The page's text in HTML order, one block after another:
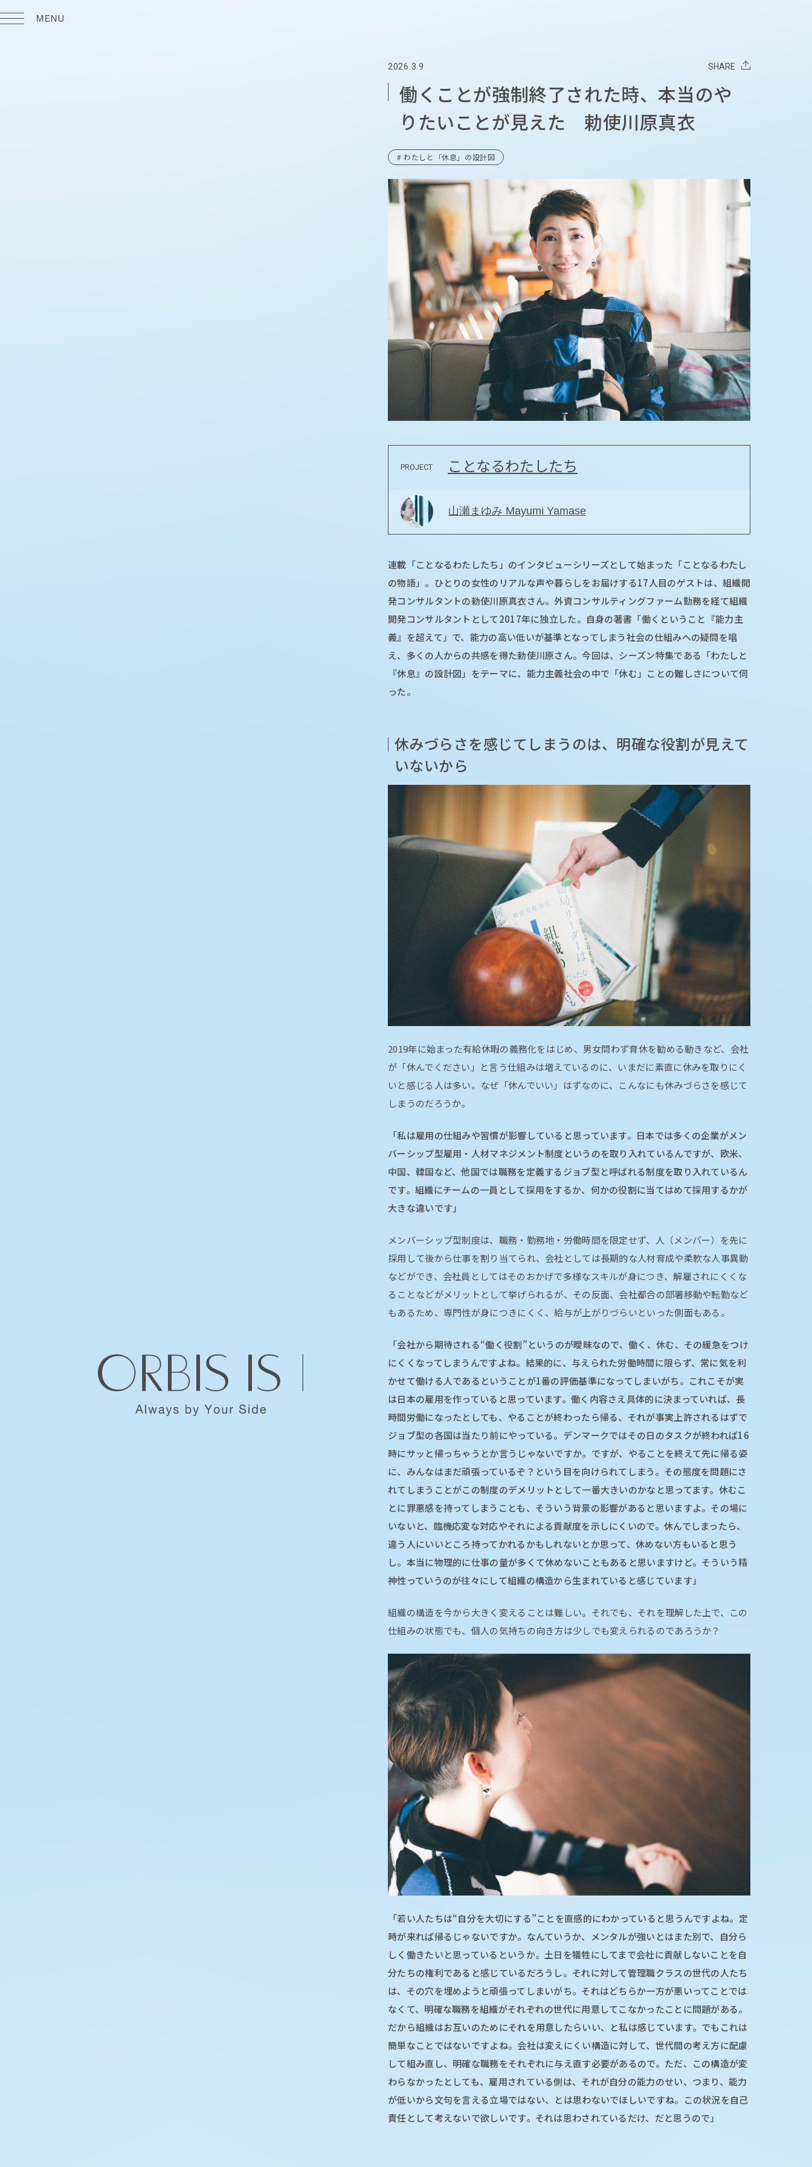
2026.3.9 SHARE
働くことが強制終了された時、本当のや
りたいことが見えた 勅使川原真衣
# わたしと「休息」の設計図
PROJECT ことなるわたしたち
山瀬まゆみ Mayumi Yamase
連載「ことなるわたしたち」のインタビューシリーズとして始まった「ことなるわたし
の物語」。ひとりの⼥性のリアルな声や暮らしをお届けする17⼈⽬のゲストは、組織開
発コンサルタントの勅使川原真衣さん。外資コンサルティングファーム勤務を経て組織
開発コンサルタントとして2017年に独立した。自身の著書「働くということ『能力主
義』を超えて」で、能力の高い低いが基準となってしまう社会の仕組みへの疑問を唱
え、多くの人からの共感を得た勅使川原さん。今回は、シーズン特集である「わたしと
『休息』の設計図」をテーマに、能力主義社会の中で「休む」ことの難しさについて伺
った。
休みづらさを感じてしまうのは、明確な役割が見えて
いないから
2019年に始まった有給休暇の義務化をはじめ、男女問わず育休を勧める動きなど、会社
が「休んでください」と言う仕組みは増えているのに、いまだに素直に休みを取りにく
いと感じる人は多い。なぜ「休んでいい」はずなのに、こんなにも休みづらさを感じて
しまうのだろうか。
「私は雇用の仕組みや習慣が影響していると思っています。日本では多くの企業がメン
バーシップ型雇用・人材マネジメント制度というのを取り入れているんですが、欧米、
中国、韓国など、他国では職務を定義するジョブ型と呼ばれる制度を取り入れているん
です。組織にチームの一員として採用をするか、何かの役割に当てはめて採用するかが
大きな違いです」
メンバーシップ型制度は、職務・勤務地・労働時間を限定せず、人（メンバー）を先に
採用して後から仕事を割り当てられ、会社としては長期的な人材育成や柔軟な人事異動
などができ、会社員としてはそのおかげで多様なスキルが身につき、解雇されにくくな
ることなどがメリットとして挙げられるが、その反面、会社都合の部署移動や転勤など
もあるため、専門性が身につきにくく、給与が上がりづらいといった側面もある。
「会社から期待される“働く役割”というのが曖昧なので、働く、休む、その緩急をつけ
にくくなってしまうんですよね。結果的に、与えられた労働時間に限らず、常に気を利
かせて働ける人であるということが1番の評価基準になってしまいがち。これこそが実
は日本の雇用を作っていると思っています。働く内容さえ具体的に決まっていれば、長
時間労働になったとしても、やることが終わったら帰る、それが事実上許されるはずで
ジョブ型の各国は当たり前にやっている。デンマークではその日のタスクが終われば16
時にサッと帰っちゃうとか言うじゃないですか。ですが、やることを終えて先に帰る姿
に、みんなはまだ頑張っているぞ？という目を向けられてしまう。その態度を問題にさ
れてしまうことがこの制度のデメリットとして一番大きいのかなと思ってます。休むこ
とに罪悪感を持ってしまうことも、そういう背景の影響があると思いますよ。その場に
いないと、臨機応変な対応やそれによる貢献度を示しにくいので。休んでしまったら、
違う人にいいところ持ってかれるかもしれないとか思って、休めない方もいると思う
し。本当に物理的に仕事の量が多くて休めないこともあると思いますけど。そういう精
神性っていうのが往々にして組織の構造から生まれていると感じています」
組織の構造を今から大きく変えることは難しい。それでも、それを理解した上で、この
仕組みの状態でも、個人の気持ちの向き方は少しでも変えられるのであろうか？
「若い人たちは“自分を大切にする”ことを直感的にわかっていると思うんですよね。定
時が来れば帰るじゃないですか。なんていうか、メンタルが強いとはまた別で、自分ら
しく働きたいと思っているというか。土日を犠牲にしてまで会社に貢献しないことを自
分たちの権利であると感じているだろうし。それに対して管理職クラスの世代の人たち
は、その穴を埋めようと頑張ってしまいがち。それはどちらか一方が悪いってことでは
なくて、明確な職務を組織がそれぞれの世代に用意してこなかったことに問題がある。
だから組織はお互いのためにそれを用意したらいい、と私は感じています。でもこれは
簡単なことではないですよね。会社は変えにくい構造に対して、世代間の考え方に配慮
して組み直し、明確な職務をそれぞれに与え直す必要があるので。ただ、この構造が変
わらなかったとしても、雇用されている側は、それが自分の能力のせい、つまり、能力
が低いから文句を言える立場ではない、とは思わないでほしいですね。この状況を自己
責任として考えないで欲しいです。それは思わされているだけ、だと思うので」